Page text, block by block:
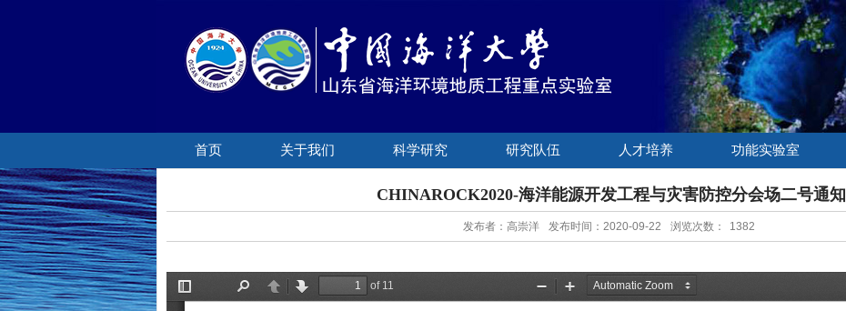
首页 关于我们 科学研究 研究队伍 人才培养 功能实验室
CHINAROCK2020-海洋能源开发工程与灾害防控分会场二号通知
发布者：高崇洋 发布时间：2020-09-22 浏览次数： 1382